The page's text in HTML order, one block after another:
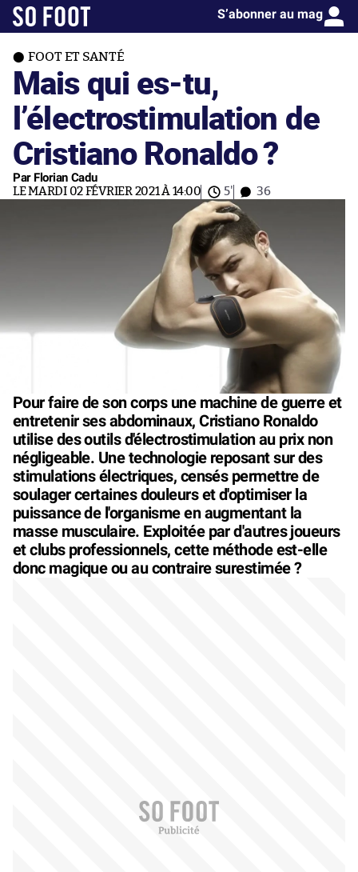
S’abonner au mag
FOOT ET SANTÉ
Mais qui es-tu,
l’électrostimulation de
Cristiano Ronaldo ?
Par Florian Cadu
LE MARDI 02 FÉVRIER 2021 À 14:00 5' 36
Pour faire de son corps une machine de guerre et
entretenir ses abdominaux, Cristiano Ronaldo
utilise des outils d'électrostimulation au prix non
négligeable. Une technologie reposant sur des
stimulations électriques, censés permettre de
soulager certaines douleurs et d'optimiser la
puissance de l'organisme en augmentant la
masse musculaire. Exploitée par d'autres joueurs
et clubs professionnels, cette méthode est-elle
donc magique ou au contraire surestimée ?